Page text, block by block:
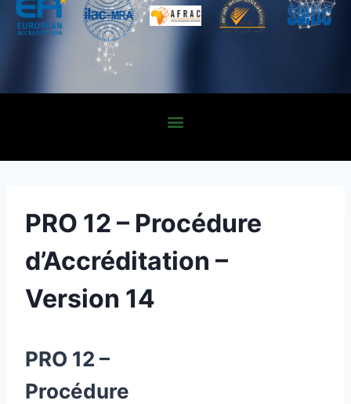
PRO 12 – Procédure
d’Accréditation –
Version 14
PRO 12 –
Procédure